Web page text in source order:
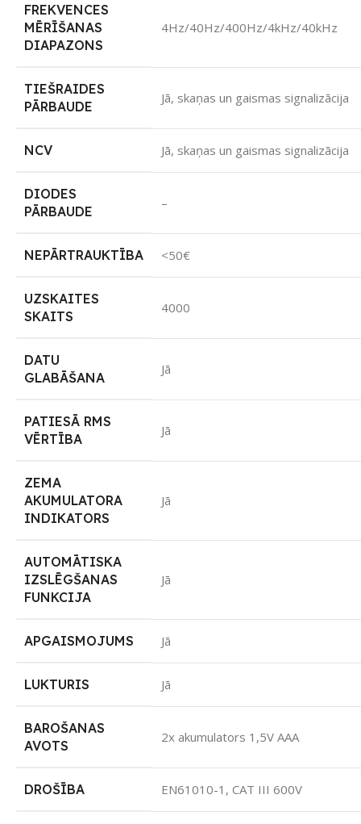
FREKVENCES
MĒRĪŠANAS
DIAPAZONS
4Hz/40Hz/400Hz/4kHz/40kHz
TIEŠRAIDES
PĀRBAUDE
Jā, skaņas un gaismas signalizācija
NCV Jā, skaņas un gaismas signalizācija
DIODES
PĀRBAUDE
–
NEPĀRTRAUKTĪBA <50€
UZSKAITES
SKAITS
4000
DATU
GLABĀŠANA
Jā
PATIESĀ RMS
VĒRTĪBA
Jā
ZEMA
AKUMULATORA
INDIKATORS
Jā
AUTOMĀTISKA
IZSLĒGŠANAS
FUNKCIJA
Jā
APGAISMOJUMS Jā
LUKTURIS Jā
BAROŠANAS
AVOTS
2x akumulators 1,5V AAA
DROŠĪBA EN61010-1, CAT III 600V